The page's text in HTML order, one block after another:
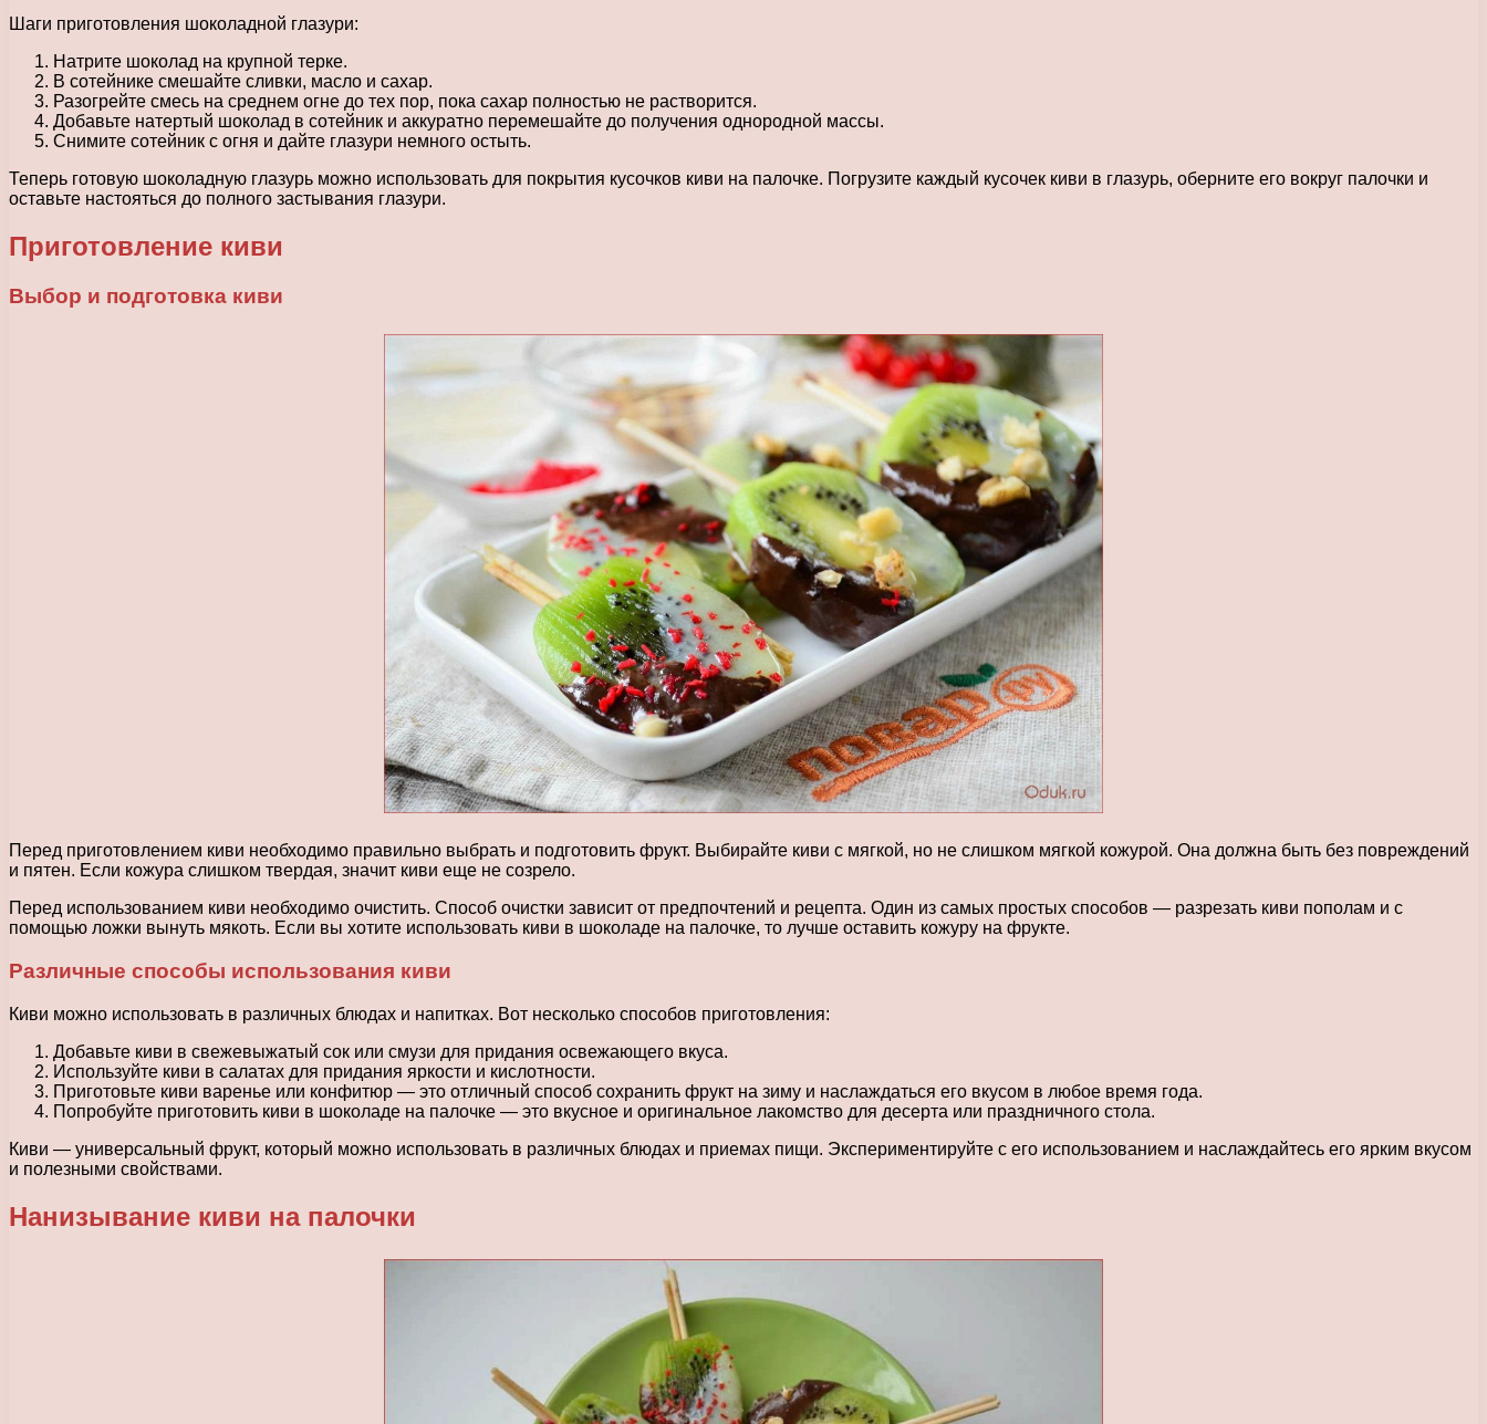
Шаги приготовления шоколадной глазури:
Натрите шоколад на крупной терке.
В сотейнике смешайте сливки, масло и сахар.
Разогрейте смесь на среднем огне до тех пор, пока сахар полностью не растворится.
Добавьте натертый шоколад в сотейник и аккуратно перемешайте до получения однородной массы.
Снимите сотейник с огня и дайте глазури немного остыть.
Теперь готовую шоколадную глазурь можно использовать для покрытия кусочков киви на палочке. Погрузите каждый кусочек киви в глазурь, оберните его вокруг палочки и
оставьте настояться до полного застывания глазури.
Приготовление киви
Выбор и подготовка киви
Перед приготовлением киви необходимо правильно выбрать и подготовить фрукт. Выбирайте киви с мягкой, но не слишком мягкой кожурой. Она должна быть без повреждений
и пятен. Если кожура слишком твердая, значит киви еще не созрело.
Перед использованием киви необходимо очистить. Способ очистки зависит от предпочтений и рецепта. Один из самых простых способов — разрезать киви пополам и с
помощью ложки вынуть мякоть. Если вы хотите использовать киви в шоколаде на палочке, то лучше оставить кожуру на фрукте.
Различные способы использования киви
Киви можно использовать в различных блюдах и напитках. Вот несколько способов приготовления:
Добавьте киви в свежевыжатый сок или смузи для придания освежающего вкуса.
Используйте киви в салатах для придания яркости и кислотности.
Приготовьте киви варенье или конфитюр — это отличный способ сохранить фрукт на зиму и наслаждаться его вкусом в любое время года.
Попробуйте приготовить киви в шоколаде на палочке — это вкусное и оригинальное лакомство для десерта или праздничного стола.
Киви — универсальный фрукт, который можно использовать в различных блюдах и приемах пищи. Экспериментируйте с его использованием и наслаждайтесь его ярким вкусом
и полезными свойствами.
Нанизывание киви на палочки